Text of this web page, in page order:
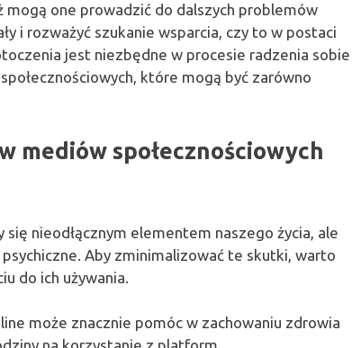
one prowadzić do dalszych problemów
i rozważyć szukanie wsparcia, czy to w postaci
jest niezbędne w procesie radzenia sobie
które mogą być zarówno
mediów społecznościowych
nieodłącznym elementem naszego życia, ale
Aby zminimalizować te skutki, warto
do ich używania.
może znacznie pomóc w zachowaniu zdrowia